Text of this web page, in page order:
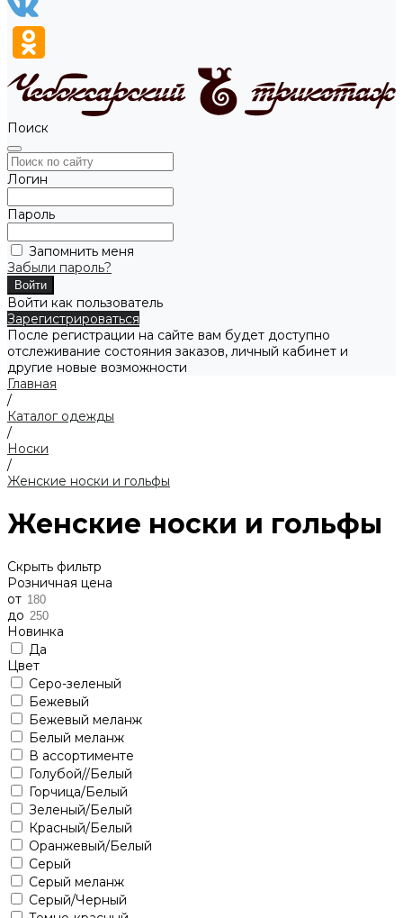
Поиск
Логин
Пароль
Запомнить меня
Забыли пароль?
Войти как пользователь
Зарегистрироваться
После регистрации на сайте вам будет доступно
отслеживание состояния заказов, личный кабинет и
другие новые возможности
Главная
/
Каталог одежды
/
Носки
/
Женские носки и гольфы
Женские носки и гольфы
Скрыть фильтр
Розничная цена
от
до
Новинка
Да
Цвет
Cеро-зеленый
Бежевый
Бежевый меланж
Белый меланж
В ассортименте
Голубой//Белый
Горчица/Белый
Зеленый/Белый
Красный/Белый
Оранжевый/Белый
Серый
Серый меланж
Серый/Черный